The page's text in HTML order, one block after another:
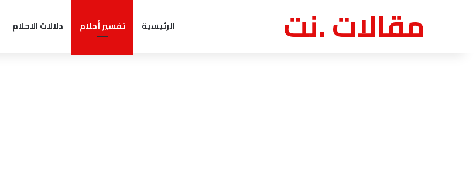
مقالات .نت الرئيسية تفسير أحلام دلالات الاحلام